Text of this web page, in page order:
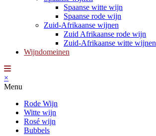
Spaanse witte wijn
Spaanse rode wijn
Zuid-Afrikaanse wijnen
Zuid Afrikaanse rode wijn
Zuid-Afrikaanse witte wijnen
Wijndomeinen
×
Menu
Rode Wijn
Witte wijn
Rosé wijn
Bubbels